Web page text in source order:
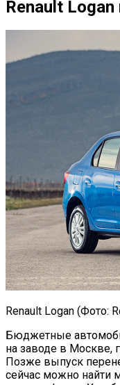
Renault Logan
Renault Logan (Фото:
Бюджетные
на заводе в Москве,
Позже выпуск
сейчас можно найти